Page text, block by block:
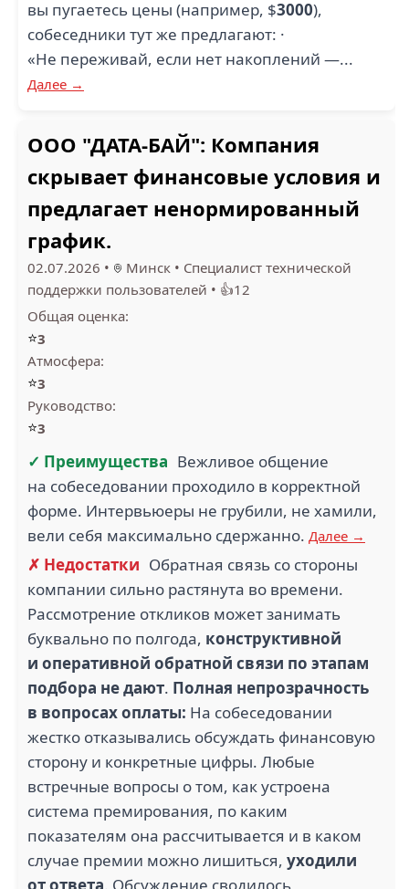
вы пугаетесь цены (например, $3000),
собеседники тут же предлагают: ·
«Не переживай, если нет накоплений —...
Далее →
ООО "ДАТА-БАЙ": Компания
скрывает финансовые условия и
предлагает ненормированный
график.
02.07.2026 • Минск • Специалист технической
поддержки пользователей • 👍12
Общая оценка:
⭐3
Атмосфера:
⭐3
Руководство:
⭐3
✓ Преимущества Вежливое общение
на собеседовании проходило в корректной
форме. Интервьюеры не грубили, не хамили,
вели себя максимально сдержанно. Далее →
✗ Недостатки Обратная связь со стороны
компании сильно растянута во времени.
Рассмотрение откликов может занимать
буквально по полгода, конструктивной
и оперативной обратной связи по этапам
подбора не дают. Полная непрозрачность
в вопросах оплаты: На собеседовании
жестко отказывались обсуждать финансовую
сторону и конкретные цифры. Любые
встречные вопросы о том, как устроена
система премирования, по каким
показателям она рассчитывается и в каком
случае премии можно лишиться, уходили